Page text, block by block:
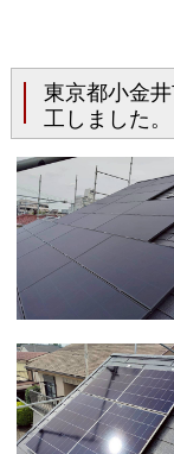
東京都小金
工しました。